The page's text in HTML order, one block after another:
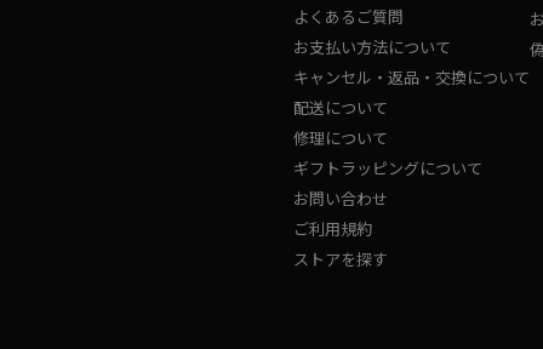
よくあるご質問
お支払い方法について
キャンセル・返品・交換について
配送について
修理について
ギフトラッピングについて
お問い合わせ
ご利用規約
ストアを探す